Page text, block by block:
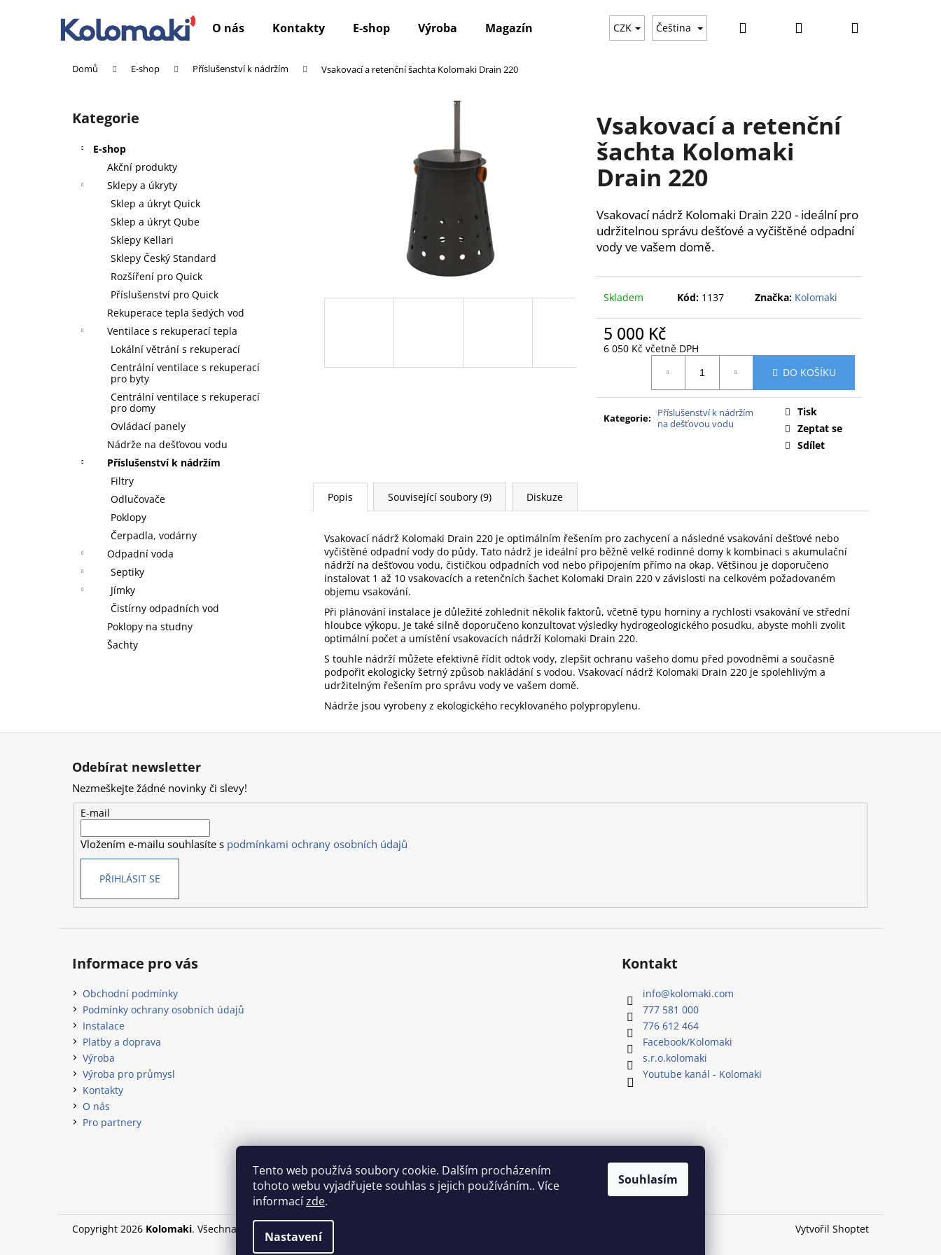
Tento web používá soubory cookie. Dalším procházením
tohoto webu vyjadřujete souhlas s jejich používáním.. Více
informacízde.
Nastavení
Souhlasím
O nás Kontakty E-shop Výroba Magazín CZK Čeština Hledat PřihlášeníNákupní
Domů E-shop Příslušenství k nádržím Vsakovací a retenční šachta Kolomaki Drain 220
Přeskočit
kategorie
Kategorie
E-shop
Akční produkty
Sklepy a úkryty
Sklep a úkryt Quick
Sklep a úkryt Qube
Sklepy Kellari
Sklepy Český Standard
Rozšíření pro Quick
Příslušenství pro Quick
Rekuperace tepla šedých vod
Ventilace s rekuperací tepla
Lokální větrání s rekuperací
Centrální ventilace s rekuperací
pro byty
Centrální ventilace s rekuperací
pro domy
Ovládací panely
Nádrže na dešťovou vodu
Příslušenství k nádržím
Filtry
Odlučovače
Poklopy
Čerpadla, vodárny
Odpadní voda
Septiky
Jímky
Čistírny odpadních vod
Poklopy na studny
Šachty
Vsakovací a retenční
šachta Kolomaki
Drain 220
Vsakovací nádrž Kolomaki Drain 220 - ideální pro
udržitelnou správu dešťové a vyčištěné odpadní
vody ve vašem domě.
Skladem Kód: 1137 Značka: Kolomaki
5 000 Kč
6 050 Kč včetně DPH
DO KOŠÍKU
Kategorie:
Příslušenství k nádržím
na dešťovou vodu
Tisk
Zeptat se
Sdílet
Popis Související soubory (9) Diskuze
Vsakovací nádrž Kolomaki Drain 220 je optimálním řešením pro zachycení a následné vsakování dešťové nebo
vyčištěné odpadní vody do půdy. Tato nádrž je ideální pro běžně velké rodinné domy k kombinaci s akumulační
nádrží na dešťovou vodu, čističkou odpadních vod nebo připojením přímo na okap. Většinou je doporučeno
instalovat 1 až 10 vsakovacích a retenčních šachet Kolomaki Drain 220 v závislosti na celkovém požadovaném
objemu vsakování.
Při plánování instalace je důležité zohlednit několik faktorů, včetně typu horniny a rychlosti vsakování ve střední
hloubce výkopu. Je také silně doporučeno konzultovat výsledky hydrogeologického posudku, abyste mohli zvolit
optimální počet a umístění vsakovacích nádrží Kolomaki Drain 220.
S touhle nádrží můžete efektivně řídit odtok vody, zlepšit ochranu vašeho domu před povodněmi a současně
podpořit ekologicky šetrný způsob nakládání s vodou. Vsakovací nádrž Kolomaki Drain 220 je spolehlivým a
udržitelným řešením pro správu vody ve vašem domě.
Nádrže jsou vyrobeny z ekologického recyklovaného polypropylenu.
Zpět
Zpět
Co potřebujete najít?
Doporučujeme
Z
Odebírat newsletter
Nezmeškejte žádné novinky či slevy!
E-mail
Vložením e-mailu souhlasíte s podmínkami ochrany osobních údajů
PŘIHLÁSIT SE
Informace pro vás
Obchodní podmínky
Podmínky ochrany osobních údajů
Instalace
Platby a doprava
Výroba
Výroba pro průmysl
Kontakty
O nás
Pro partnery
Kontakt
info@kolomaki.com
777 581 000
776 612 464
Facebook/Kolomaki
s.r.o.kolomaki
Youtube kanál - Kolomaki
Náš Youtube kanál
Vytvořil Shoptet
Copyright 2026 Kolomaki. Všechna práva vyhrazena.